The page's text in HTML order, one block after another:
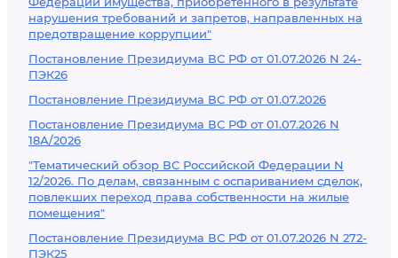
нарушения требований и запретов, направленных на
предотвращение коррупции"
Постановление Президиума ВС РФ от 01.07.2026 N 24-
ПЭК26
Постановление Президиума ВС РФ от 01.07.2026
Постановление Президиума ВС РФ от 01.07.2026 N
18А/2026
"Тематический обзор ВС Российской Федерации N
12/2026. По делам, связанным с оспариванием сделок,
повлекших переход права собственности на жилые
помещения"
Постановление Президиума ВС РФ от 01.07.2026 N 272-
ПЭК25